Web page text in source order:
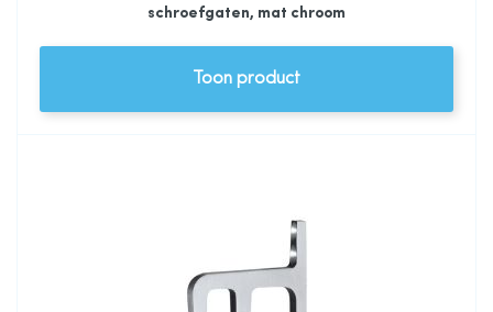
schroefgaten, mat chroom
Toon product